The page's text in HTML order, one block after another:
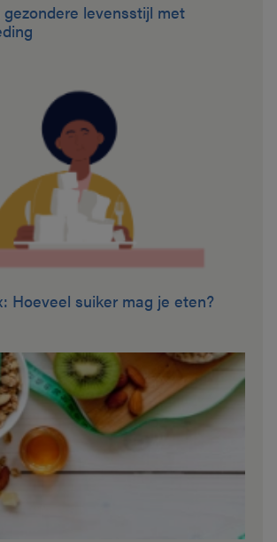
levensstijl met
Hoeveel suiker mag je eten?